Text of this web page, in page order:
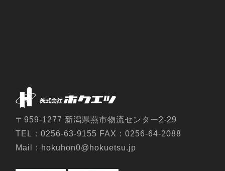
置変えをし飼料米などをフレコンバックに詰
2011年9月に「フレタンクFT-5D」を購入さ
れた 「岩手県岩手郡雫石町のY・A様」より /
〒959-1277 新潟県燕市物流センター2-29
TEL：0256-63-9155 FAX：0256-64-2088
Mail：hokuhon0@hokuetsu.jp